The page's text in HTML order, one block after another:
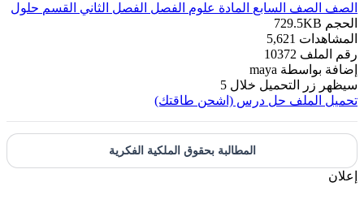
الصف الصف السابع المادة علوم الفصل الفصل الثاني القسم حلول
الحجم 729.5KB
المشاهدات 5,621
رقم الملف 10372
إضافة بواسطة maya
سيظهر زر التحميل خلال 5
تحميل الملف حل درس (اشحن طاقتك)
المطالبة بحقوق الملكية الفكرية
إعلان